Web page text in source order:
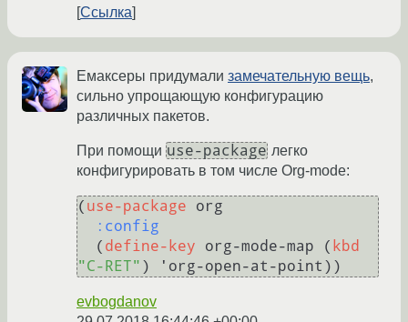
Ссылка
Емаксеры придумали замечательную вещь,
сильно упрощающую конфигурацию
различных пакетов.
При помощи use-package легко
конфигурировать в том числе Org-mode:
( use-package org
:config
  (
define-key org-mode-map ( kbd
"C-RET"
evbogdanov